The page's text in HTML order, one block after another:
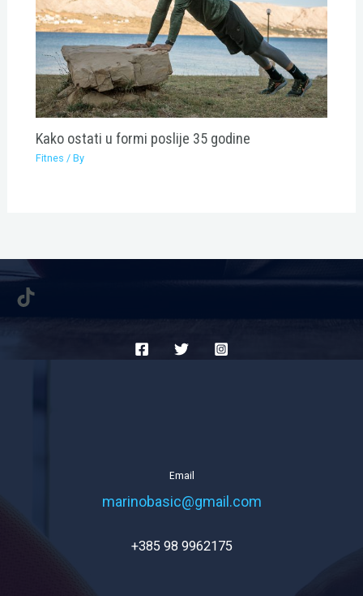
Kako ostati u formi poslije 35 godine
Fitnes / By
TikTok
Email
marinobasic@gmail.com
+385 98 9962175